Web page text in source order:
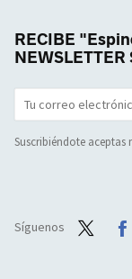
RECIBE
Suscribiéndote aceptas
Síguenos